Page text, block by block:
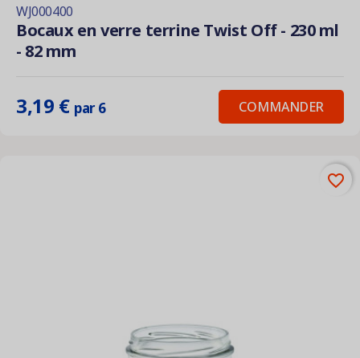
WJ000400
Bocaux en verre terrine Twist Off - 230 ml
- 82 mm
3,19 € par 6 COMMANDER
favorite_border